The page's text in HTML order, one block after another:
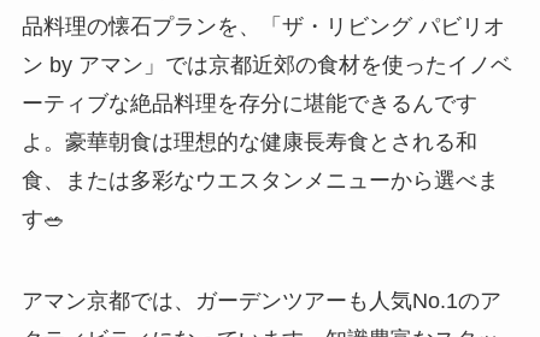
品料理の懐石プランを、「ザ・リビング パビリオ
ン by アマン」では京都近郊の食材を使ったイノベ
ーティブな絶品料理を存分に堪能できるんです
よ。豪華朝食は理想的な健康長寿食とされる和
食、または多彩なウエスタンメニューから選べま
す🥗
アマン京都では、ガーデンツアーも人気No.1のア